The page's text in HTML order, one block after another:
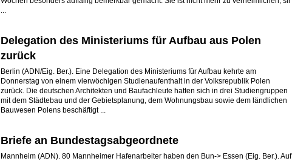
...
Delegation des Ministeriums für Aufbau aus Polen
zurück
Berlin (ADN/Eig. Ber.). Eine Delegation des Ministeriums für Aufbau kehrte am
Donnerstag von einem vierwöchigen Studienaufenthalt in der Volksrepublik Polen
zurück. Die deutschen Architekten und Baufachleute hatten sich in drei Studiengruppen
mit dem Städtebau und der Gebietsplanung, dem Wohnungsbau sowie dem ländlichen
Bauwesen Polens beschäftigt ...
Briefe an Bundestagsabgeordnete
Mannheim (ADN). 80 Mannheimer Hafenarbeiter haben den Bun-> Essen (Eig. Ber.). Auf